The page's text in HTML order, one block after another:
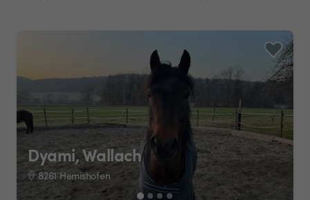
Dyami, Wallach
8261 Hemishofen